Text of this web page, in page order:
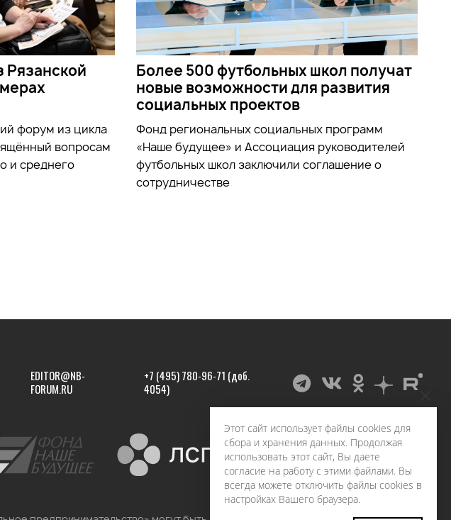
форум из цикла
вопросам
и среднего
Более 500 футбольных школ получат
новые возможности для развития
социальных проектов
Фонд региональных социальных программ
«Наше будущее» и Ассоциация руководителей
футбольных школ заключили соглашение о
сотрудничестве
EDITOR@NB-
FORUM.RU
+7 (495) 780-96-71 (доб.
4054)
Этот сайт использует файлы cookies для
сбора и хранения данных. Продолжая
использовать этот сайт, Вы даете
согласие на работу с этими файлами. Вы
всегда можете отключить файлы cookies в
настройках Вашего браузера.